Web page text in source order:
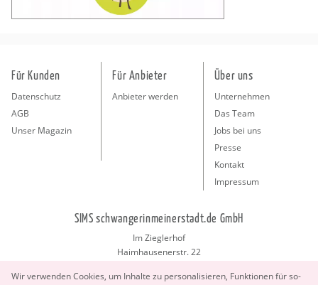
Wir ver­wen­den Coo­kies, um In­hal­te zu per­so­na­li­sie­ren, Funk­tio­nen für so­
Für Kunden
Datenschutz
AGB
Unser Magazin
Für Anbieter
Anbieter werden
Über uns
Unternehmen
Das Team
Jobs bei uns
Presse
Kontakt
Impressum
SIMS schwangerinmeinerstadt.de GmbH
Im Zieglerhof
Haimhausenerstr. 22
info@schwangerinmeinerstadt.de